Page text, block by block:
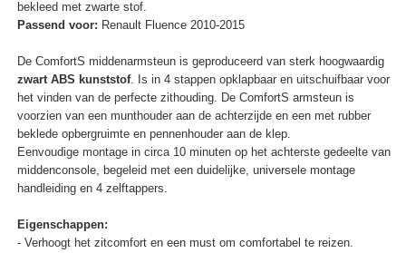
bekleed met zwarte stof.
Passend voor: Renault Fluence 2010-2015
De ComfortS middenarmsteun is geproduceerd van sterk hoogwaardig
zwart ABS kunststof. Is in 4 stappen opklapbaar en uitschuifbaar voor
het vinden van de perfecte zithouding. De ComfortS armsteun is
voorzien van een munthouder aan de achterzijde en een met rubber
beklede opbergruimte en pennenhouder aan de klep.
Eenvoudige montage in circa 10 minuten op het achterste gedeelte van
middenconsole, begeleid met een duidelijke, universele montage
handleiding en 4 zelftappers.
Eigenschappen:
- Verhoogt het zitcomfort en een must om comfortabel te reizen.